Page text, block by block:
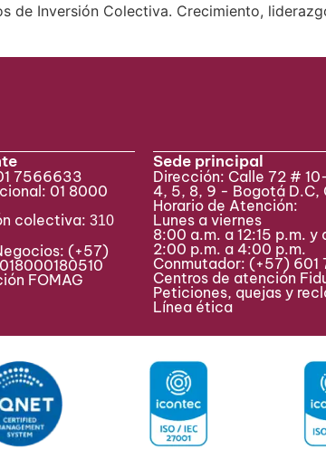
de Inversión Colectiva. Crecimiento,
7566633
01 8000
colectiva: 310
(+57)
FOMAG
Sede principal
Dirección: Calle 72 #
4, 5, 8, 9 - Bogotá D.C,
Horario de Atención:
Lunes a viernes
8:00 a.m. a 12:15 p.m. y
2:00 p.m. a 4:00 p.m.
Conmutador: (+57) 601
Centros de atención
Peticiones, quejas y
Línea ética